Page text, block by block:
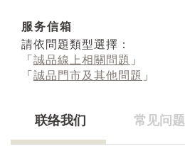
服务信箱
請依問題類型選擇：
「 誠品線上相關問題 」
「 誠品門市及其他問題 」
联络我们 常见问题